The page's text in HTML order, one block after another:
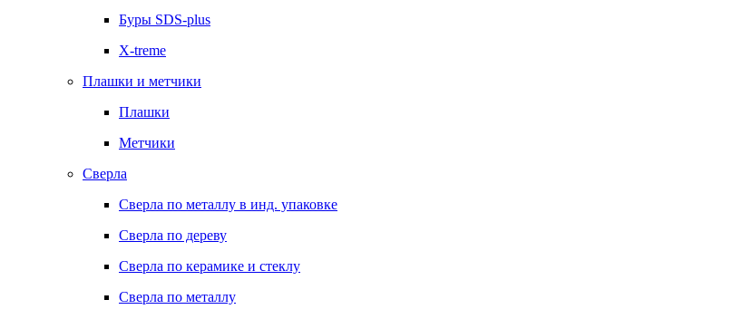
Буры SDS-plus
X-treme
Плашки и метчики
Плашки
Метчики
Сверла
Сверла по металлу в инд. упаковке
Сверла по дереву
Сверла по керамике и стеклу
Сверла по металлу